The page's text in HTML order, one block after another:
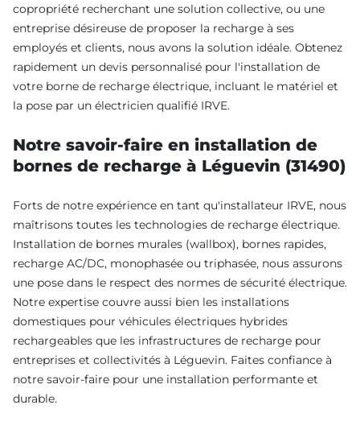
copropriété recherchant une solution collective, ou une
entreprise désireuse de proposer la recharge à ses
employés et clients, nous avons la solution idéale. Obtenez
rapidement un devis personnalisé pour l'installation de
votre borne de recharge électrique, incluant le matériel et
la pose par un électricien qualifié IRVE.
Notre savoir-faire en installation de
bornes de recharge à Léguevin (31490)
Forts de notre expérience en tant qu'installateur IRVE, nous
maîtrisons toutes les technologies de recharge électrique.
Installation de bornes murales (wallbox), bornes rapides,
recharge AC/DC, monophasée ou triphasée, nous assurons
une pose dans le respect des normes de sécurité électrique.
Notre expertise couvre aussi bien les installations
domestiques pour véhicules électriques hybrides
rechargeables que les infrastructures de recharge pour
entreprises et collectivités à Léguevin. Faites confiance à
notre savoir-faire pour une installation performante et
durable.